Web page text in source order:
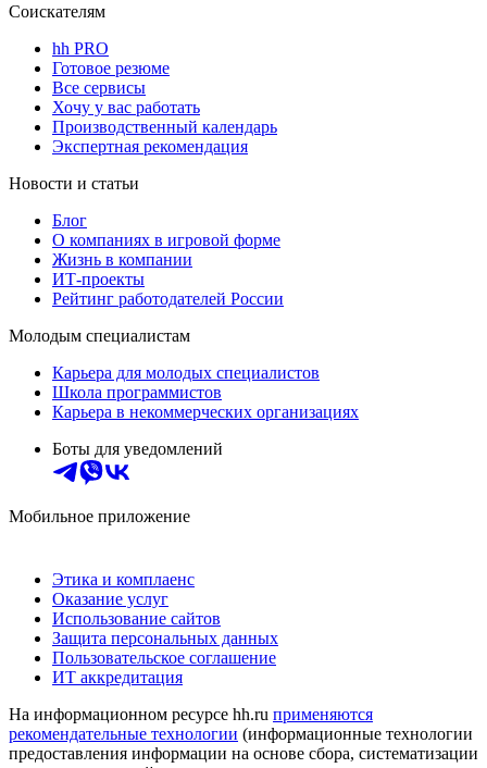
Соискателям
hh PRO
Готовое резюме
Все сервисы
Хочу у вас работать
Производственный календарь
Экспертная рекомендация
Новости и статьи
Блог
О компаниях в игровой форме
Жизнь в компании
ИТ-проекты
Рейтинг работодателей России
Молодым специалистам
Карьера для молодых специалистов
Школа программистов
Карьера в некоммерческих организациях
Боты для уведомлений
Мобильное приложение
Этика и комплаенс
Оказание услуг
Использование сайтов
Защита персональных данных
Пользовательское соглашение
ИТ аккредитация
На информационном ресурсе hh.ru применяются
рекомендательные технологии (информационные технологии
предоставления информации на основе сбора, систематизации